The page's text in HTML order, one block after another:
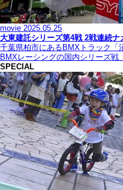
movie 2025.05.25
大東建託シリーズ第4戦 2戦連続
千葉県柏市にあるBMXトラック「
BMXレーシングの国内シリーズ
SPECIAL